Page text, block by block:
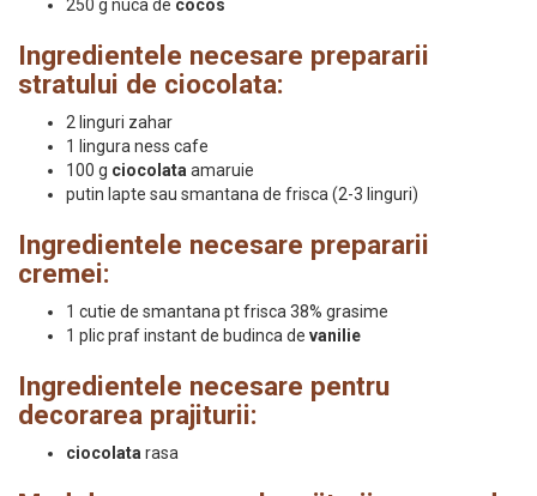
250 g nuca de cocos
Ingredientele necesare prepararii
stratului de ciocolata:
2 linguri zahar
1 lingura ness cafe
100 g ciocolata amaruie
putin lapte sau smantana de frisca (2-3 linguri)
Ingredientele necesare prepararii
cremei:
1 cutie de smantana pt frisca 38% grasime
1 plic praf instant de budinca de vanilie
Ingredientele necesare pentru
decorarea prajiturii:
ciocolata rasa